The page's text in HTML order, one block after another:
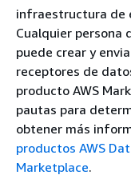
infraestructura de
Cualquier persona
puede crear y
receptores de
producto AWS
pautas para
obtener más
productos AWS
Marketplace.